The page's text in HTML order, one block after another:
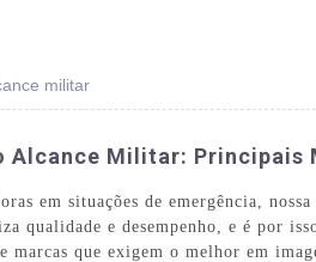
militar
Alcance Militar: Principais
em situações de emergência,
qualidade e desempenho, e é por
marcas que exigem o melhor em